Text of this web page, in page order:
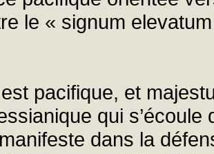
le « signum
pacifique, et
qui
dans la